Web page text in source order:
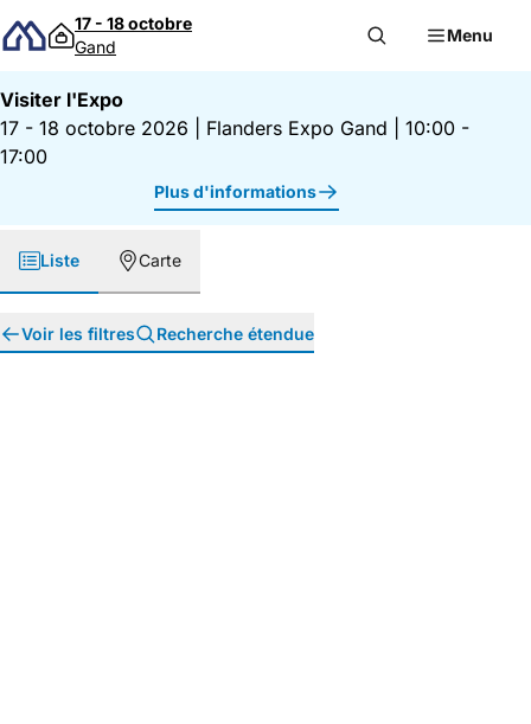
Passer au contenu
17 - 18 octobre
Gand
Menu
Visiter l'Expo
17 - 18 octobre 2026
Flanders Expo Gand
10:00 -
17:00
Plus d'informations
Liste Carte
Voir les filtres Recherche étendue